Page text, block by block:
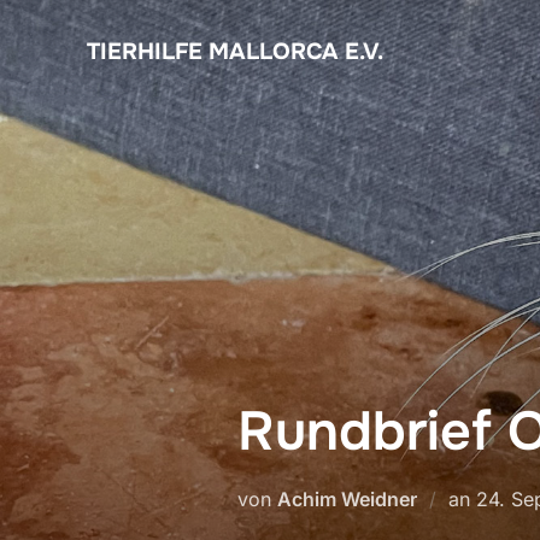
Zum
Inhalt
springen
TIERHILFE MALLORCA E.V.
Rundbrief
von Achim Weidner an 24.